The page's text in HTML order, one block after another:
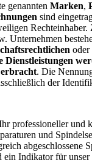
genannten Marken,
sind
Rechteinhaber.
Unternehmen
oder
Dienstleistungen
. Die
der
professioneller und
und
abgeschlossene
ein Indikator für